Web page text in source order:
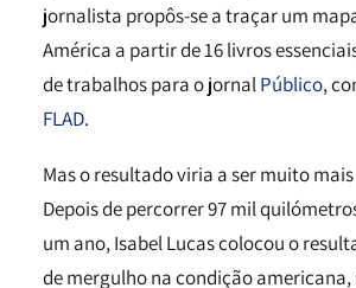
jornalista propôs-se a traçar um
América a partir de 16 livros
de trabalhos para o jornalPúblico,
FLAD.
Mas o resultado viria a ser muito mais
Depois de percorrer 97 mil
um ano, Isabel Lucas colocou o
de mergulho na condição americana,